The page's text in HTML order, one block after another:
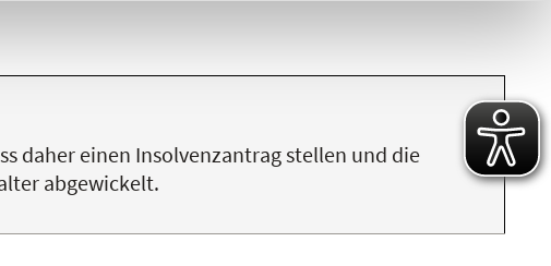
daher einen Insolvenzantrag stellen und die
abgewickelt.